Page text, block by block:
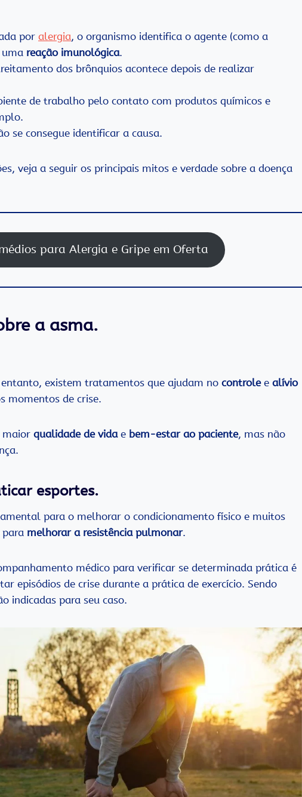
por alergia, o organismo identifica o agente (como a
uma reação imunológica.
dos brônquios acontece depois de realizar
de trabalho pelo contato com produtos químicos e
se consegue identificar a causa.
veja a seguir os principais mitos e verdade sobre a doença
para Alergia e Gripe em Oferta
a asma.
existem tratamentos que ajudam no controle e alívio
momentos de crise.
maior qualidade de vidae bem-estar ao paciente, mas não
esportes.
para o melhorar o condicionamento físico e muitos
para melhorar a resistência pulmonar.
médico para verificar se determinada prática é
episódios de crise durante a prática de exercício. Sendo
indicadas para seu caso.